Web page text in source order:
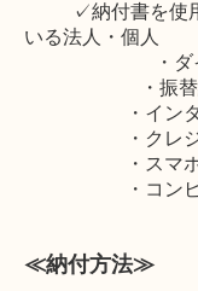
✓納付書を使用
いる法人・個人
・
・振替
・インターネ
・ クレ
・スマホア
・コンビニ納
≪納付方法≫